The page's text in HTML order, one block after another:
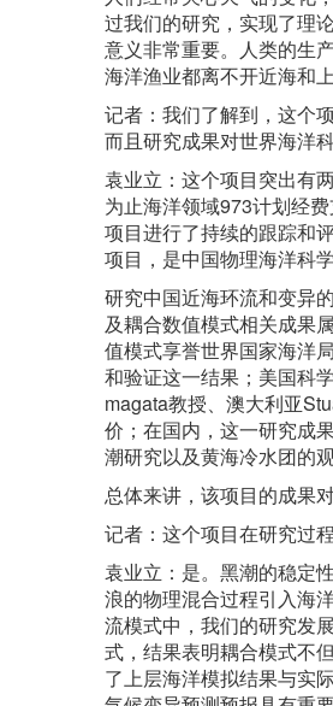
过我们的研究，实现了理
意义非常重要。人类的生
海洋渔业都离不开近海和
记者：我们了解到，这个
而且研究成果对世界海洋
袁业立：这个项目突出有
为止海洋领域973计划经
项目进行了持续的跟踪和
项目，是中国物理海洋科
研究中国近海环流和变异
及耦合数值模式相关成果
值模式享誉世界国家海洋
和验证这一结果；美国科
magata教授、澳大利亚
价；在国内，这一研究成
潮研究以及黄海冷水团的
总体来讲，该项目的成果
记者：这个项目在研究过
袁业立：是。黑潮的稳定
浪的物理混合过程引入海
流模式中，我们的研究发
式，结果表明耦合模式不
了上层海洋模拟结果与实